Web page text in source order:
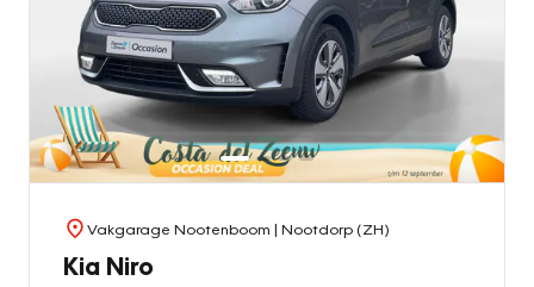
Vakgarage Nootenboom | Nootdorp (ZH)
Kia Niro